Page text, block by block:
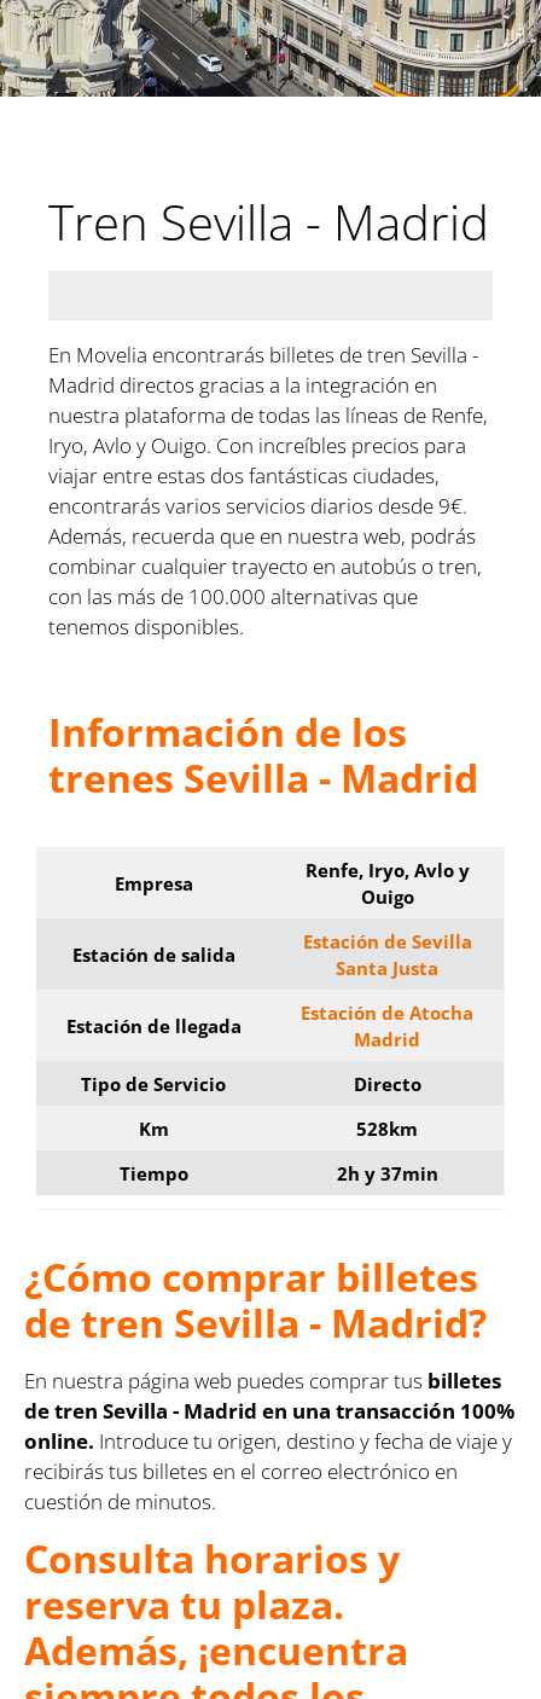
Tren Sevilla - Madrid
En Movelia encontrarás billetes de tren Sevilla -
Madrid directos gracias a la integración en
nuestra plataforma de todas las líneas de Renfe,
Iryo, Avlo y Ouigo. Con increíbles precios para
viajar entre estas dos fantásticas ciudades,
encontrarás varios servicios diarios desde 9€.
Además, recuerda que en nuestra web, podrás
combinar cualquier trayecto en autobús o tren,
con las más de 100.000 alternativas que
tenemos disponibles.
Información de los
trenes Sevilla - Madrid
Empresa
Renfe, Iryo, Avlo y
Ouigo
Estación de salida
Estación de Sevilla
Santa Justa
Estación de llegada
Estación de Atocha
Madrid
Tipo de Servicio
Directo
Km
528km
Tiempo
2h y 37min
¿Cómo comprar billetes
de tren Sevilla - Madrid?
En nuestra página web puedes comprar tus billetes
de tren Sevilla - Madrid en una transacción 100%
online. Introduce tu origen, destino y fecha de viaje y
recibirás tus billetes en el correo electrónico en
cuestión de minutos.
Consulta horarios y
reserva tu plaza.
Además, ¡encuentra